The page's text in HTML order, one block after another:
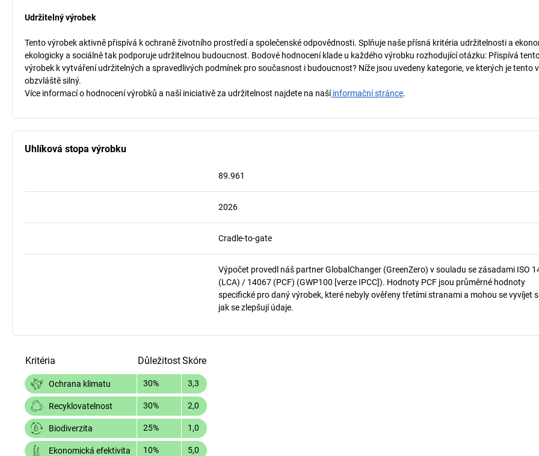
Udržitelný výrobek
Tento výrobek aktivně přispívá k ochraně životního prostředí a společenské odpovědnosti. Splňuje naše přísná kritéria udržitelnosti a
ekologicky a sociálně tak podporuje udržitelnou budoucnost. Bodové hodnocení klade u každého výrobku rozhodující otázku: Přispívá
výrobek k vytváření udržitelných a spravedlivých podmínek pro současnost i budoucnost? Níže jsou uvedeny kategorie, ve kterých je tento
obzvláště silný.
Více informací o hodnocení výrobků a naší iniciativě za udržitelnost najdete na našíinformační stránce.
Uhlíková stopa výrobku
89.961
2026
Cradle-to-gate
Výpočet provedl náš partner GlobalChanger (GreenZero) v souladu se zásadami ISO
(LCA) / 14067 (PCF) (GWP100 [verze IPCC]). Hodnoty PCF jsou průměrné hodnoty
specifické pro daný výrobek, které nebyly ověřeny třetími stranami a mohou se vyvíjet
jak se zlepšují údaje.
Kritéria DůležitostSkóre
Ochrana klimatu 30% 3,3
Recyklovatelnost 30% 2,0
Biodiverzita 25% 1,0
Ekonomická efektivita 10% 5,0